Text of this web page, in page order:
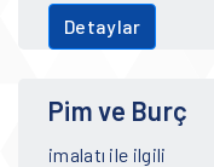
Detaylar
Pim ve Burç
imalatı ile ilgili